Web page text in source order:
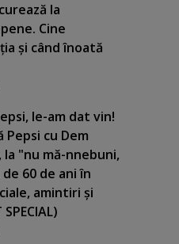
la
Cine
şi când înoată
le-am dat vin!
Pepsi cu Dem
la "nu mă-nnebuni,
60 de ani în
amintiri şi